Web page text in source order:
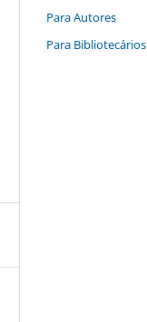
Para Autores
Para Bibliotecários